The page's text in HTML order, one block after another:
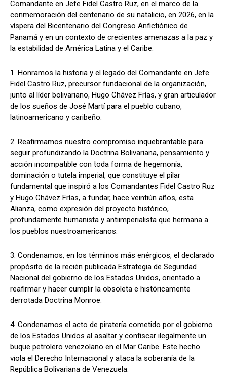
Comandante en Jefe Fidel Castro Ruz, en el marco de la
conmemoración del centenario de su natalicio, en 2026, en la
víspera del Bicentenario del Congreso Anfictiónico de
Panamá y en un contexto de crecientes amenazas a la paz y
la estabilidad de América Latina y el Caribe:
1. Honramos la historia y el legado del Comandante en Jefe
Fidel Castro Ruz, precursor fundacional de la organización,
junto al líder bolivariano, Hugo Chávez Frías, y gran articulador
de los sueños de José Martí para el pueblo cubano,
latinoamericano y caribeño.
2. Reafirmamos nuestro compromiso inquebrantable para
seguir profundizando la Doctrina Bolivariana, pensamiento y
acción incompatible con toda forma de hegemonía,
dominación o tutela imperial, que constituye el pilar
fundamental que inspiró a los Comandantes Fidel Castro Ruz
y Hugo Chávez Frías, a fundar, hace veintiún años, esta
Alianza, como expresión del proyecto histórico,
profundamente humanista y antiimperialista que hermana a
los pueblos nuestroamericanos.
3. Condenamos, en los términos más enérgicos, el declarado
propósito de la recién publicada Estrategia de Seguridad
Nacional del gobierno de los Estados Unidos, orientado a
reafirmar y hacer cumplir la obsoleta e históricamente
derrotada Doctrina Monroe.
4. Condenamos el acto de piratería cometido por el gobierno
de los Estados Unidos al asaltar y confiscar ilegalmente un
buque petrolero venezolano en el Mar Caribe. Este hecho
viola el Derecho Internacional y ataca la soberanía de la
República Bolivariana de Venezuela.